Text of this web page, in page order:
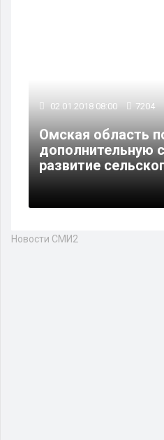
02.01.2018 08:00 7204
Омская область
дополнительную
развитие
Новости СМИ2